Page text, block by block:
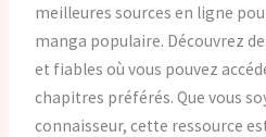
meilleures sources en ligne
manga populaire. Découvrez
et fiables où vous pouvez
chapitres préférés. Que vous
connaisseur, cette ressource